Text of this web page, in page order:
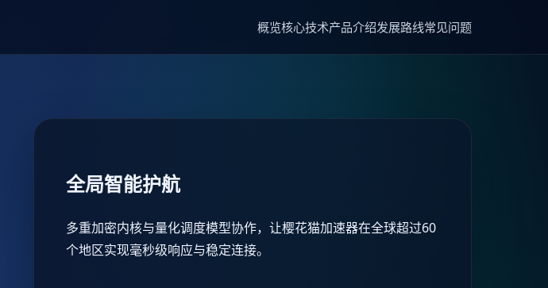
概览核心技术产品介绍发展路线常见问题
全局智能护航
多重加密内核与量化调度模型协作，让樱花猫加速器在全球超过60
个地区实现毫秒级响应与稳定连接。